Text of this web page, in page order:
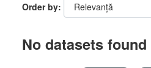
Order by
No datasets found